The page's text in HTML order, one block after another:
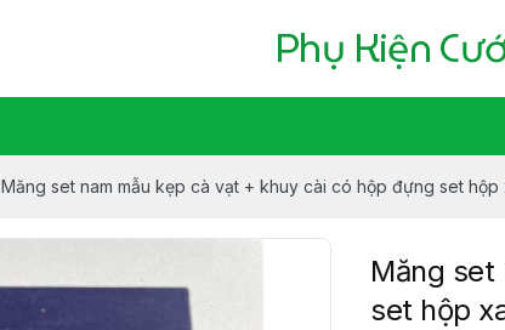
Phụ Kiện
Măng set nam mẫu kẹp cà vạt + khuy cài có hộp đựng set hộp
Măng set
set hộp